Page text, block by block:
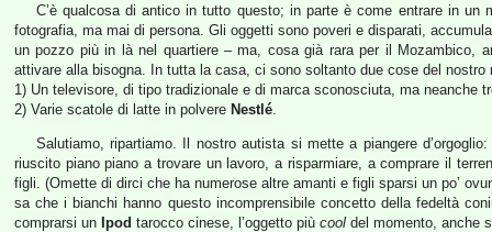
C’è qualcosa di antico in tutto questo; in parte è come entrare in
fotografia, ma mai di persona. Gli oggetti sono poveri e disparati,
un pozzo più in là nel quartiere – ma, cosa già rara per il Mozambico,
attivare alla bisogna. In tutta la casa, ci sono soltanto due cose del nostro
1) Un televisore, di tipo tradizionale e di marca sconosciuta, ma neanche
2) Varie scatole di latte in polvere Nestlé.
Salutiamo, ripartiamo. Il nostro autista si mette a piangere
riuscito piano piano a trovare un lavoro, a risparmiare, a comprare il
figli. (Omette di dirci che ha numerose altre amanti e figli sparsi un po’
sa che i bianchi hanno questo incomprensibile concetto della fedeltà
comprarsi un Ipod tarocco cinese, l’oggetto più cool del momento, anche